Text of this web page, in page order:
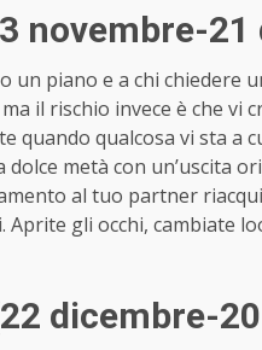
novembre-
un piano e a chi chiedere
il rischio invece è che vi
quando qualcosa vi sta a
metà con un’uscita
al tuo partner
gli occhi, cambiate
dicembre-